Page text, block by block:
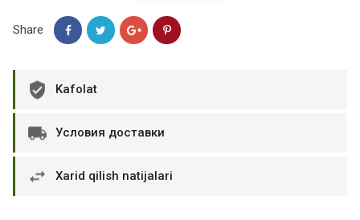
Share
Kafolat
Условия доставки
Xarid qilish natijalari